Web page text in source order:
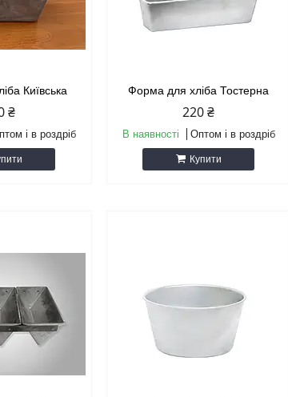
Київська
₴
і в роздріб
Форма для хліба Тостерна
220 ₴
В наявності Оптом і в роздріб
Купити